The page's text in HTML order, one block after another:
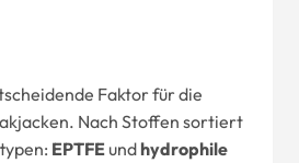
Faktor für die
Nach Stoffen sortiert
EPTFEundhydrophile